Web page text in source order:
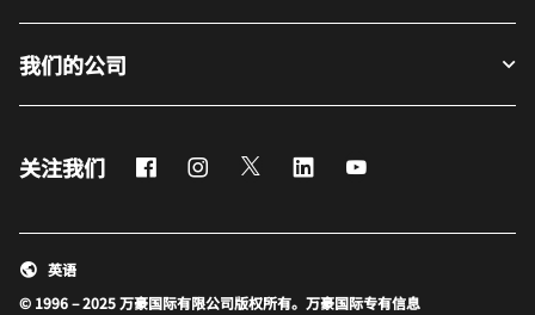
我们的公司
关注我们 FacebookInstagram
Twitter LinkedIn
© 1996 – 2025 万豪国际有限公司版权所有。万豪国际专有信息
英语